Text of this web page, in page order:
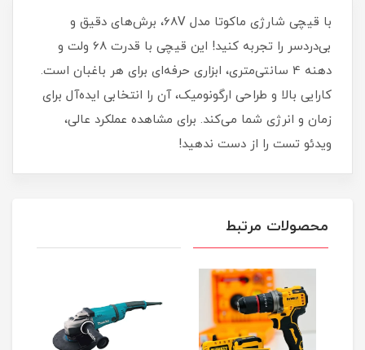
با قیچی شارژی ماکوتا مدل 68V، برش‌های دقیق و
بی‌دردسر را تجربه کنید! این قیچی با قدرت 68 ولت و
دهنه 4 سانتی‌متری، ابزاری حرفه‌ای برای هر باغبان است.
کارایی بالا و طراحی ارگونومیک، آن را انتخابی ایده‌آل برای
زمان و انرژی شما می‌کند. برای مشاهده عملکرد عالی،
ویدئو تست را از دست ندهید!
محصولات مرتبط